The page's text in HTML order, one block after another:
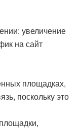
увеличение
на сайт
площадках,
поскольку это